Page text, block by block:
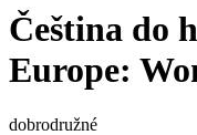
Čeština do
Europe:
dobrodružné